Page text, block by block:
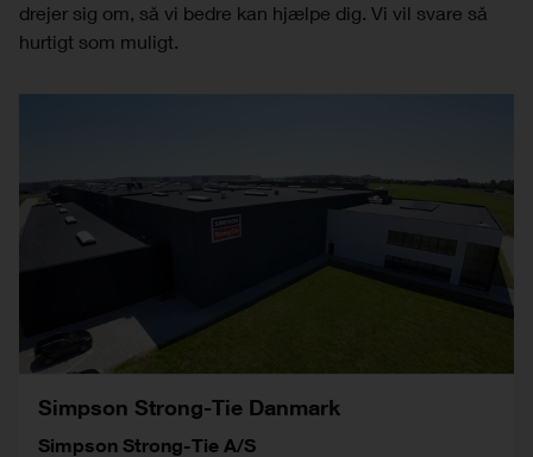
drejer sig om, så vi bedre kan hjælpe dig. Vi vil svare så
hurtigt som muligt.
Simpson Strong-Tie Danmark
Simpson Strong-Tie A/S